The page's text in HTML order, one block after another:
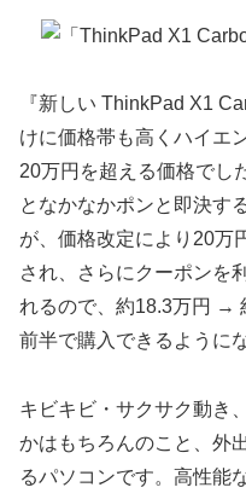
『新しい ThinkPad X1
けに価格帯も高くハイエ
20万円を超える価格でし
となかなかポンと即決す
が、価格改定により20万
され、さらにクーポンを
れるので、約18.3万円 →
前半で購入できるように
キビキビ・サクサク動き
かはもちろんのこと、外
るパソコンです。高性能